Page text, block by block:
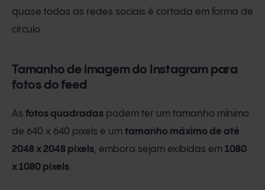
quase todas as redes sociais é cortada em forma de
círculo.
Tamanho de imagem do Instagram para
fotos do feed
As fotos quadradas podem ter um tamanho mínimo
de 640 x 640 pixels e um tamanho máximo de até
2048 x 2048 pixels, embora sejam exibidas em 1080
x 1080 pixels.